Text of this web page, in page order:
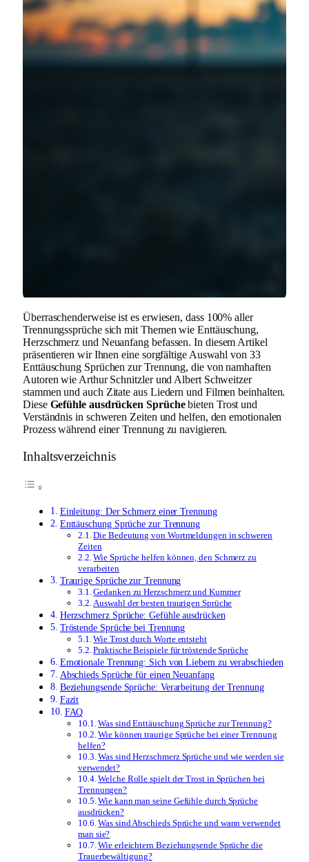
Überraschenderweise ist es erwiesen, dass 100% aller
Trennungssprüche sich mit Themen wie Enttäuschung,
Herzschmerz und Neuanfang befassen. In diesem Artikel
präsentieren wir Ihnen eine sorgfältige Auswahl von 33
Enttäuschung Sprüchen zur Trennung, die von namhaften
Autoren wie Arthur Schnitzler und Albert Schweitzer
stammen und auch Zitate aus Liedern und Filmen beinhalten.
Diese Gefühle ausdrücken Sprüchebieten Trost und
Verständnis in schweren Zeiten und helfen, den emotionalen
Prozess während einer Trennung zu navigieren.
Inhaltsverzeichnis
Einleitung: Der Schmerz einer Trennung
Enttäuschung Sprüche zur Trennung
Die Bedeutung von Wortmeldungen in schweren
Zeiten
Wie Sprüche helfen können, den Schmerz zu
verarbeiten
Traurige Sprüche zur Trennung
Gedanken zu Herzschmerz und Kummer
Auswahl der besten traurigen Sprüche
Herzschmerz Sprüche: Gefühle ausdrücken
Tröstende Sprüche bei Trennung
Wie Trost durch Worte entsteht
Praktische Beispiele für tröstende Sprüche
Emotionale Trennung: Sich von Liebem zu verabschieden
Abschieds Sprüche für einen Neuanfang
Beziehungsende Sprüche: Verarbeitung der Trennung
Fazit
FAQ
Was sind Enttäuschung Sprüche zur Trennung?
Wie können traurige Sprüche bei einer Trennung
helfen?
Was sind Herzschmerz Sprüche und wie werden sie
verwendet?
Welche Rolle spielt der Trost in Sprüchen bei
Trennungen?
Wie kann man seine Gefühle durch Sprüche
ausdrücken?
Was sind Abschieds Sprüche und wann verwendet
man sie?
Wie erleichtern Beziehungsende Sprüche die
Trauerbewältigung?